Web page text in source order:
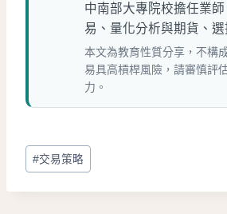
中南部大專院校擔任業
易、量化分析與期貨、選
本文為教育性質分享，不構
易具高槓桿風險，請審慎評
力。
Post
Tags:
#交易策略